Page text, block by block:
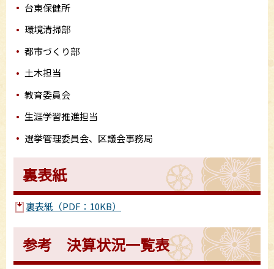
台東保健所
環境清掃部
都市づくり部
土木担当
教育委員会
生涯学習推進担当
選挙管理委員会、区議会事務局
裏表紙
裏表紙（PDF：10KB）
参考 決算状況一覧表